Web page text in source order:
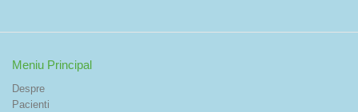
Meniu Principal
Despre
Pacienti